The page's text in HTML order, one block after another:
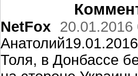
NetFox 20.01.2016
Толя, в Донбассе